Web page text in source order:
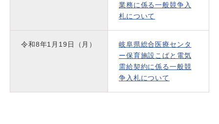
業務に係る一般競争入
札について
令和8年1月19日（月）
岐阜県総合医療センタ
ー保育施設こばと電気
需給契約に係る一般競
争入札について